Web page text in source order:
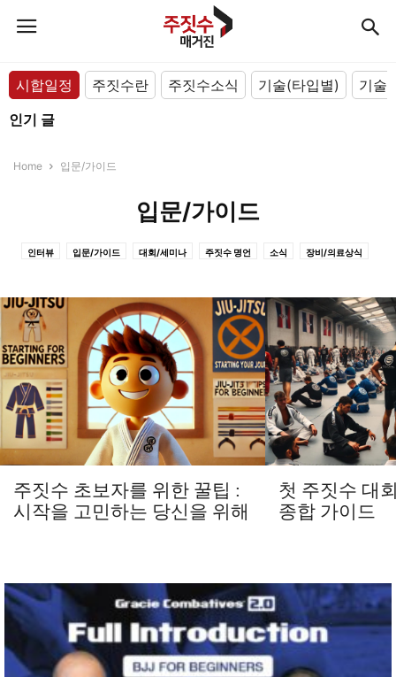
시합일정 주짓수란 주짓수소식 기술(타입별)
기술
인기 글
Home 입문/가이드
입문/가이드
인터뷰 입문/가이드 대회/세미나 주짓수 명언 소식 장비/의료상식
주짓수란
주짓수 초보자를 위한 꿀팁 :
시작을 고민하는 당신을 위해
첫 주짓수 대
종합 가이드